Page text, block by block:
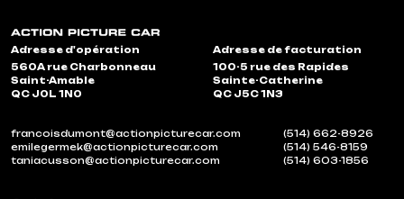
Adresse d'opération
560A rue Charbonneau
Saint-Amable
QC J0L 1N0
Adresse de facturation
100-5 rue des Rapides
Sainte-Catherine
QC J5C 1N3
francoisdumont@actionpicturecar.com
(514) 662-8926
emilegermek@actionpicturecar.com
(514) 546-8159
taniacusson@actionpicturecar.com
(514) 603-1856